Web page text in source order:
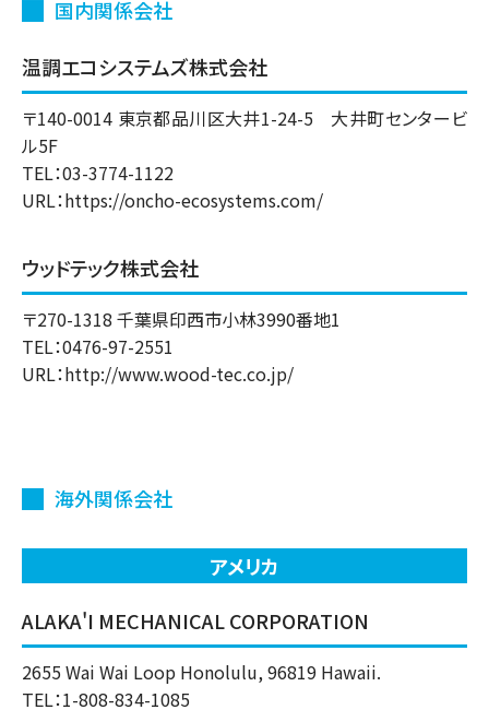
国内関係会社
温調エコシステムズ株式会社
〒140-0014 東京都品川区大井1-24-5 大井町センタービ
ル5F
TEL：03-3774-1122
URL：https://oncho-ecosystems.com/
ウッドテック株式会社
〒270-1318 千葉県印西市小林3990番地1
TEL：0476-97-2551
URL：http://www.wood-tec.co.jp/
海外関係会社
アメリカ
ALAKA'I MECHANICAL CORPORATION
2655 Wai Wai Loop Honolulu, 96819 Hawaii.
TEL：1-808-834-1085